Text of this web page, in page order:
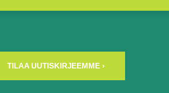
TILAA UUTISKIRJEEMME ›